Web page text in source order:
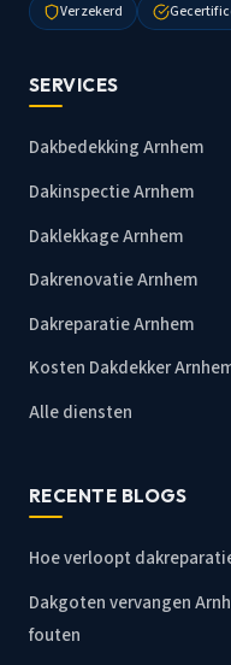
Verzekerd
SERVICES
Dakbedekking Arnhem
Dakinspectie Arnhem
Daklekkage Arnhem
Dakrenovatie Arnhem
Dakreparatie Arnhem
Kosten Dakdekker
Alle diensten
RECENTE BLOGS
Hoe verloopt
Dakgoten vervangen
fouten